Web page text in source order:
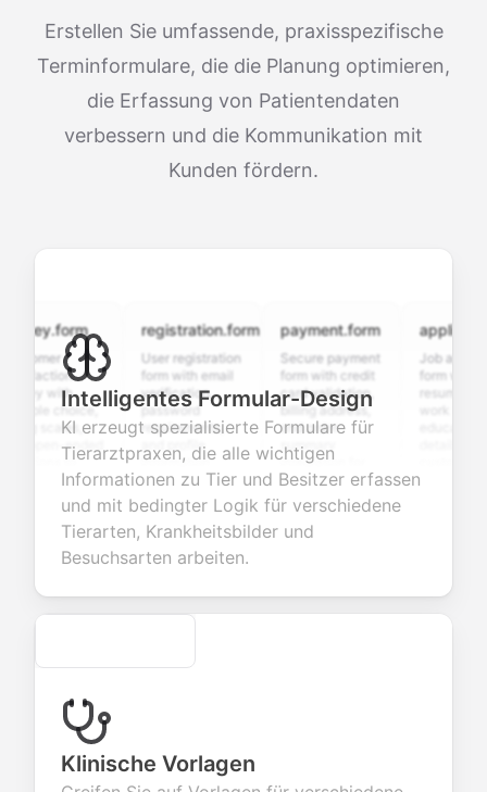
Erstellen Sie umfassende, praxis­spezifische
Terminformulare, die die Planung optimieren,
die Erfassung von Patientendaten
verbessern und die Kommunikation mit
Kunden fördern.
choice,
ended
or
registration.form
User registration
form with email
verification,
password
requirements,
and profile
information
fields for
seamless
account
creation.
payment.form
Secure payment
form with credit
card validation,
billing address,
and order
summary
integration for
smooth e-
commerce
transactions.
Job application
form with
resume upload,
screening
efficient
Intelligentes Formular-Design
KI erzeugt spezialisierte Formulare für
Tierarztpraxen, die alle wichtigen
Informationen zu Tier und Besitzer erfassen
und mit bedingter Logik für verschiedene
Tierarten, Krankheitsbilder und
Besuchsarten arbeiten.
Secure
Klinische Vorlagen